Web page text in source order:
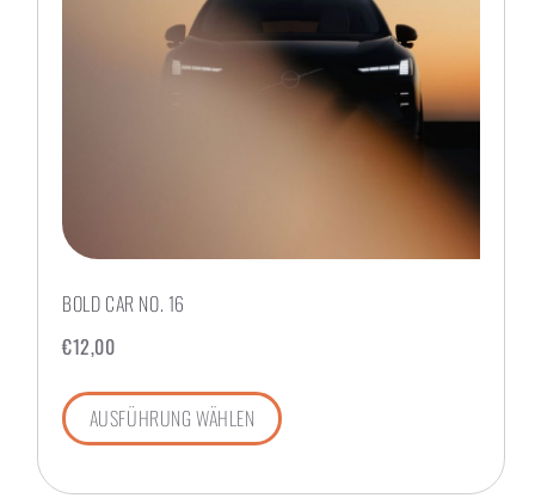
BOLD CAR NO. 16
€12,00
AUSFÜHRUNG WÄHLEN